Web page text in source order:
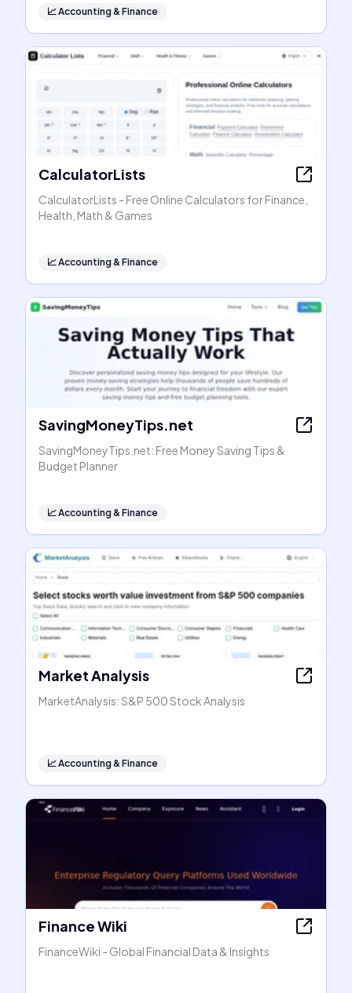
📈Accounting & Finance
CalculatorLists
CalculatorLists - Free Online Calculators for Finance,
Health, Math & Games
📈Accounting & Finance
SavingMoneyTips.net
SavingMoneyTips.net: Free Money Saving Tips &
Budget Planner
📈Accounting & Finance
Market Analysis
MarketAnalysis: S&P 500 Stock Analysis
📈Accounting & Finance
Finance Wiki
FinanceWiki - Global Financial Data & Insights